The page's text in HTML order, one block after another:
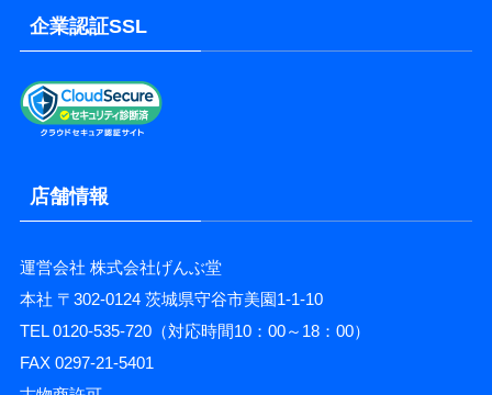
企業認証SSL
店舗情報
運営会社 株式会社げんぶ堂
本社 〒302-0124 茨城県守谷市美園1-1-10
TEL 0120-535-720（対応時間10：00～18：00）
FAX 0297-21-5401